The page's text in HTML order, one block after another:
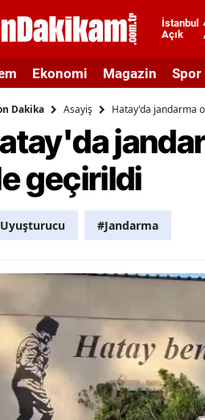
İstanbul
Açık
Ağrı
Bilecik
Ekonomi Magazin Spor
Dakika Asayiş Hatay'da jandarma
geçirildi
#Jandarma